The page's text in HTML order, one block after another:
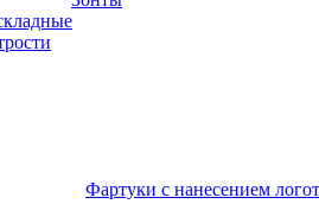
Фартуки с нанесением